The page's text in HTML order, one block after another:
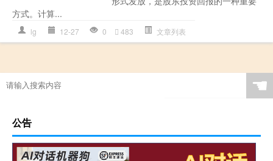
方式。计算...
lg 12-27 0 483 文章列表
☚
公告